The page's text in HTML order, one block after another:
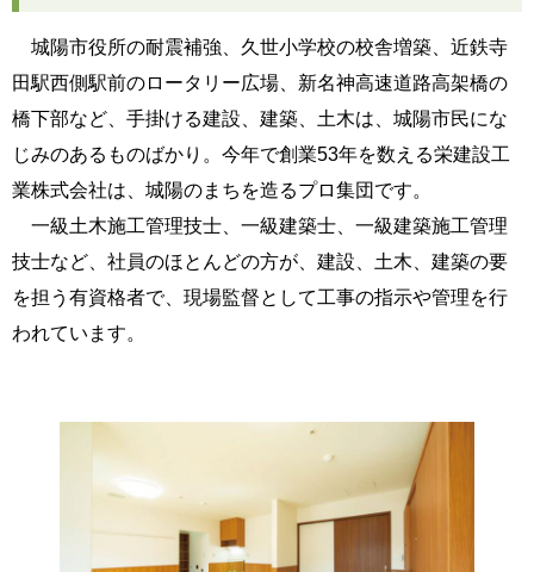
城陽市役所の耐震補強、久世小学校の校舎増築、近鉄寺
田駅西側駅前のロータリー広場、新名神高速道路高架橋の
橋下部など、手掛ける建設、建築、土木は、城陽市民にな
じみのあるものばかり。今年で創業53年を数える栄建設工
業株式会社は、城陽のまちを造るプロ集団です。
一級土木施工管理技士、一級建築士、一級建築施工管理
技士など、社員のほとんどの方が、建設、土木、建築の要
を担う有資格者で、現場監督として工事の指示や管理を行
われています。